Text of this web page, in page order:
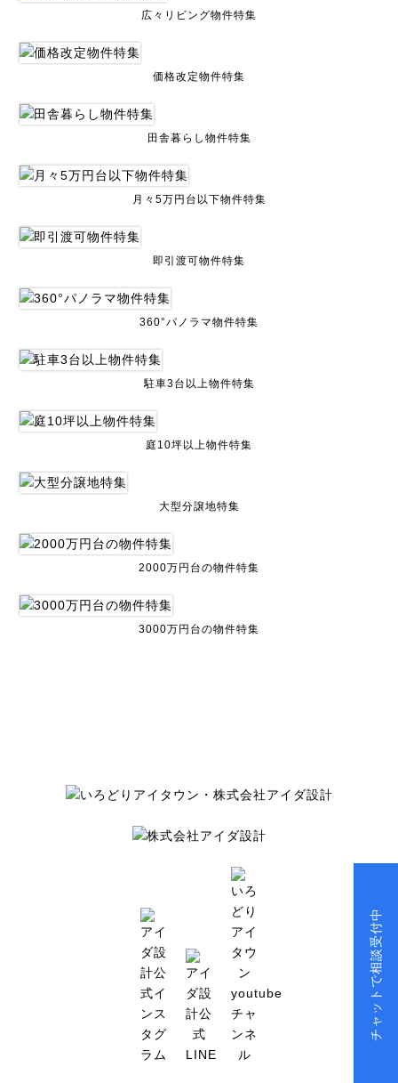
広々リビング物件特集
価格改定物件特集
田舎暮らし物件特集
月々5万円台以下物件特集
即引渡可物件特集
360°パノラマ物件特集
駐車3台以上物件特集
庭10坪以上物件特集
大型分譲地特集
2000万円台の物件特集
3000万円台の物件特集
チャットで相談受付中